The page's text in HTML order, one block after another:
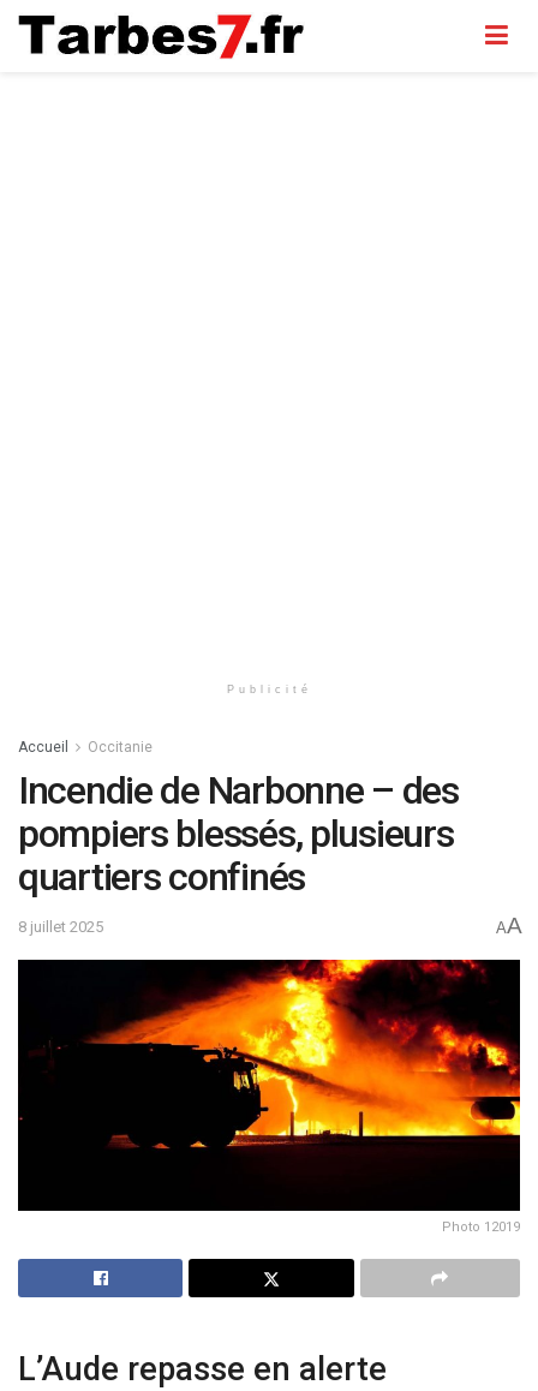
Publicité
Accueil Occitanie
Incendie de Narbonne – des
pompiers blessés, plusieurs
quartiers confinés
8 juillet 2025 AA
Photo 12019
L’Aude repasse en alerte